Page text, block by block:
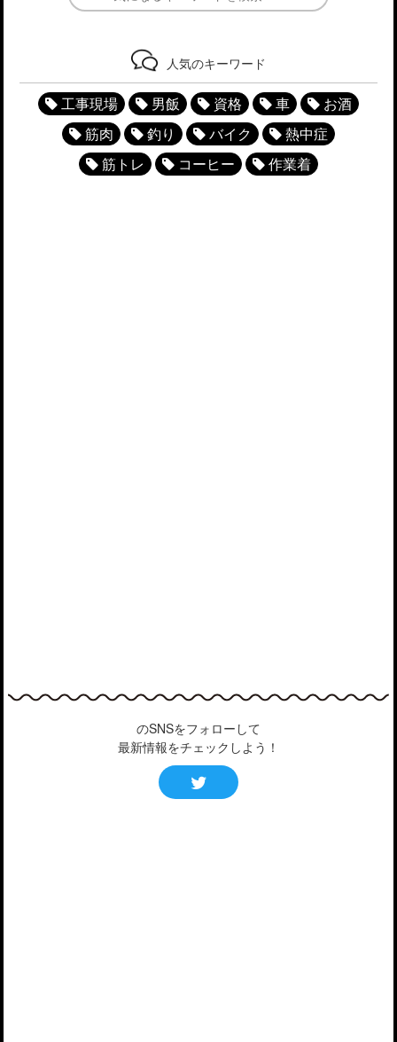
人気のキーワード
工事現場 男飯 資格 車
お酒
筋肉
釣り バイク
熱中症
筋トレ
コーヒー 作業着
のSNSをフォローして
最新情報をチェックしよう！